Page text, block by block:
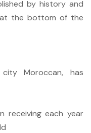
by history and
the bottom of the
Moroccan, has
receiving each year